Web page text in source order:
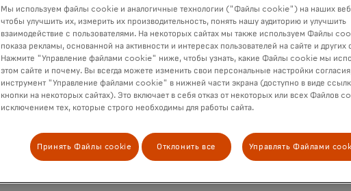
Мы используем файлы cookie и аналогичные технологии ("Файлы cookie") на наших
чтобы улучшить их, измерить их производительность, понять нашу аудиторию и улучшить
взаимодействие с пользователями. На некоторых сайтах мы также используем Файлы
показа рекламы, основанной на активности и интересах пользователей на сайте и других
Нажмите "Управление файлами cookie" ниже, чтобы узнать, какие Файлы cookie мы
этом сайте и почему. Вы всегда можете изменить свои персональные настройки
инструмент "Управление файлами cookie" в нижней части экрана (доступно в виде
кнопки на некоторых сайтах). Это включает в себя отказ от некоторых или всех Файлов
исключением тех, которые строго необходимы для работы сайта.
Принять Файлы cookie Отклонить все Управлять Файлами